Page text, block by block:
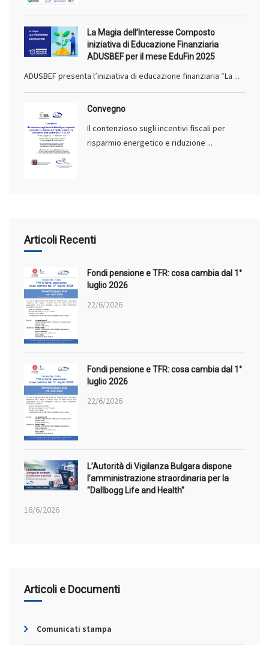
La Magia dell’Interesse Composto
iniziativa di Educazione Finanziaria
ADUSBEF per il mese EduFin 2025
ADUSBEF presenta l’iniziativa di educazione finanziaria “La ...
Convegno
Il contenzioso sugli incentivi fiscali per
risparmio energetico e riduzione ...
Articoli Recenti
Fondi pensione e TFR: cosa cambia dal 1°
luglio 2026
22/6/2026
Fondi pensione e TFR: cosa cambia dal 1°
luglio 2026
22/6/2026
L’Autorità di Vigilanza Bulgara dispone
l’amministrazione straordinaria per la
"Dallbogg Life and Health"
16/6/2026
Articoli e Documenti
Comunicati stampa